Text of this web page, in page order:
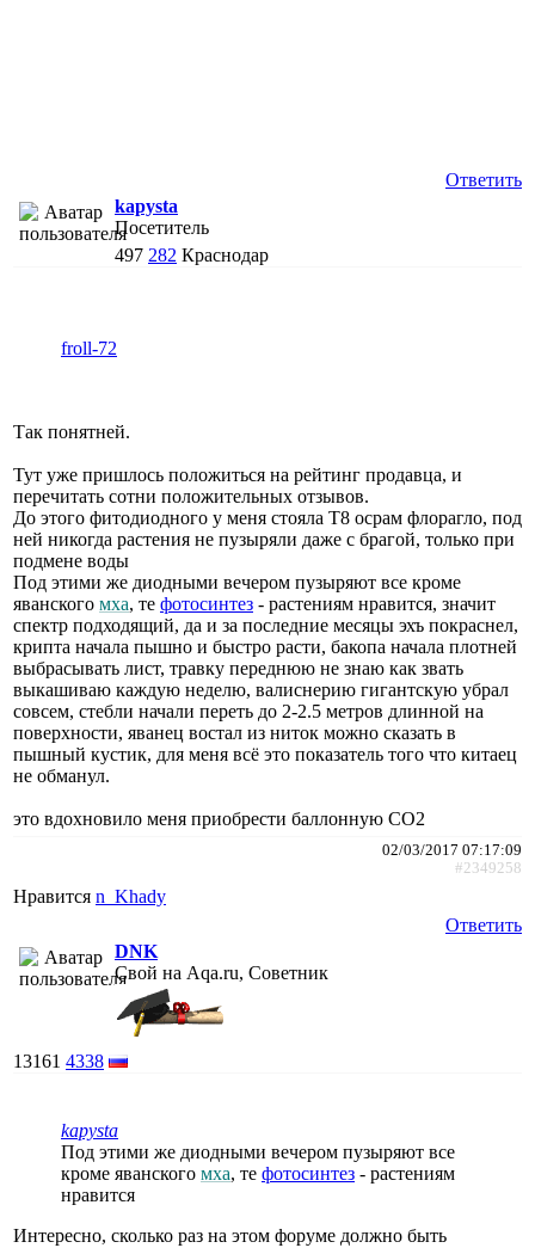
Ответить
kapysta
Посетитель
497 282 Краснодар
froll-72
Так понятней.
Тут уже пришлось положиться на рейтинг продавца, и
перечитать сотни положительных отзывов.
До этого фитодиодного у меня стояла Т8 осрам флорагло, под
ней никогда растения не пузыряли даже с брагой, только при
подмене воды
Под этими же диодными вечером пузыряют все кроме
яванского мха, те фотосинтез - растениям нравится, значит
спектр подходящий, да и за последние месяцы эхъ покраснел,
крипта начала пышно и быстро расти, бакопа начала плотней
выбрасывать лист, травку переднюю не знаю как звать
выкашиваю каждую неделю, валиснерию гигантскую убрал
совсем, стебли начали переть до 2-2.5 метров длинной на
поверхности, яванец востал из ниток можно сказать в
пышный кустик, для меня всё это показатель того что китаец
не обманул.
это вдохновило меня приобрести баллонную СО2
02/03/2017 07:17:09
#2349258
Нравится n_Khady
Ответить
DNK
Свой на Aqa.ru, Советник
13161 4338
kapysta
Под этими же диодными вечером пузыряют все
кроме яванского мха, те фотосинтез - растениям
нравится
Интересно, сколько раз на этом форуме должно быть